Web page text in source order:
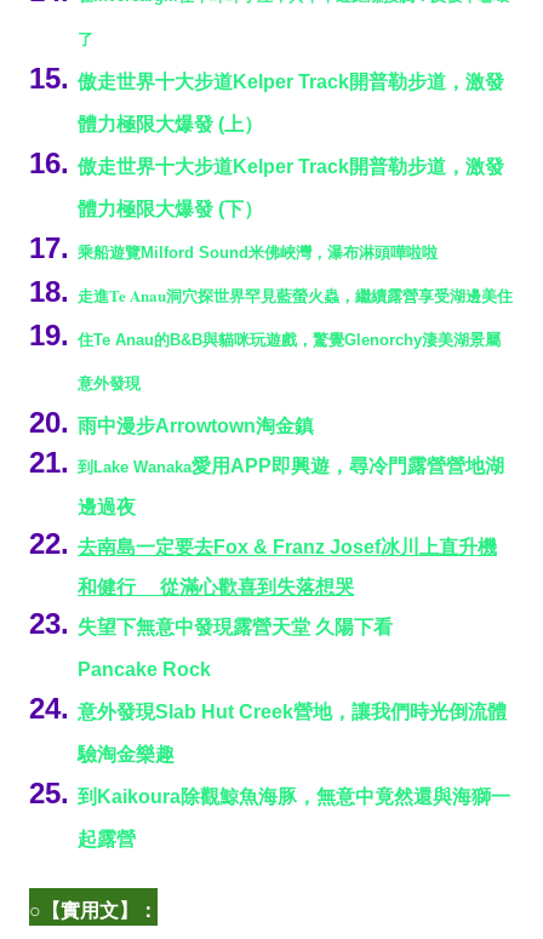
了
傲走世界十大步道Kelper Track開普勒步道，激發
體力極限大爆發 ( 上）
傲走世界十大步道Kelper Track開普勒步道 ，激發
體力極限大爆發 (下）
乘船遊覽Milford Sound米佛峽灣，瀑布淋頭嘩啦啦
走進Te Anau洞穴探世界罕見藍螢火蟲，繼續露營享受湖邊美住
住Te Anau的B&B與貓咪玩遊戲，驚覺Glenorchy淒美湖景屬
意外發現
雨中漫步Arrowtown淘金鎮
到Lake Wanaka愛用 APP 即興遊 ， 尋冷門露營營地湖
邊過夜
去南島一定要去Fox & Franz Josef冰川上直升機
和健行 從滿心歡喜到失落想哭
失望下無意中發現露營天堂 久陽下看
Pancake Rock
意外發現Slab Hut Creek營地，讓我們時光倒流體
驗淘金樂趣
到Kaikoura除觀鯨魚海豚，無意中竟然還與海獅一
起露營
○【實用文】：